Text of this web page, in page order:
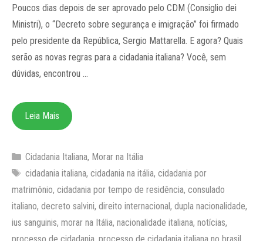
Poucos dias depois de ser aprovado pelo CDM (Consiglio dei
Ministri), o “Decreto sobre segurança e imigração” foi firmado
pelo presidente da República, Sergio Mattarella. E agora? Quais
serão as novas regras para a cidadania italiana? Você, sem
dúvidas, encontrou …
Leia Mais
Categorias
Cidadania Italiana, Morar na Itália
Tags
cidadania italiana, cidadania na itália, cidadania por
matrimônio, cidadania por tempo de residência, consulado
italiano, decreto salvini, direito internacional, dupla nacionalidade,
ius sanguinis, morar na Itália, nacionalidade italiana, notícias,